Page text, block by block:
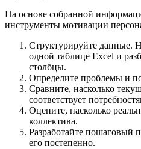
На основе собранной
инструменты мотивации
Структурируйте данные.
одной таблице Excel и
столбцы.
Определите проблемы и
Сравните, насколько
соответствует
Оцените, насколько
коллектива.
Разработайте пошаговый
его постепенно.